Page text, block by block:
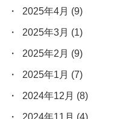
2025年4月 (9)
2025年3月 (1)
2025年2月 (9)
2025年1月 (7)
2024年12月 (8)